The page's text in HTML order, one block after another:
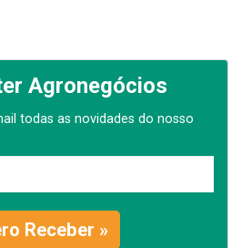
Agronegócios
todas as novidades do nosso
Receber »